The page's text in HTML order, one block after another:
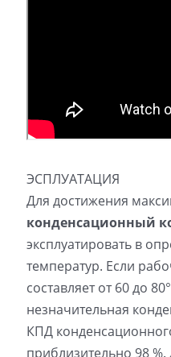
ЭСПЛУАТАЦИЯ
Для достижения
конденсационный
эксплуатировать в
температур. Если
составляет от 60 до
незначительная
КПД
приблизительно 98